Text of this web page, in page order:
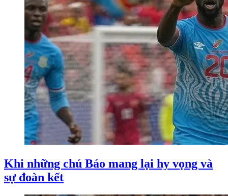
Khi những chú Báo mang lại hy vọng và
sự đoàn kết